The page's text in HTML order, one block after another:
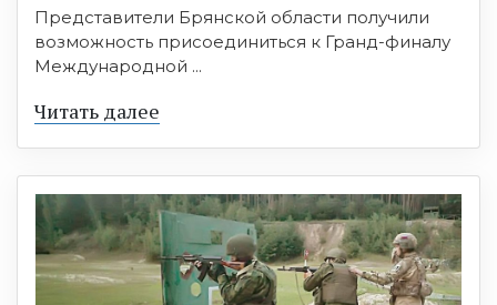
Представители Брянской области получили
возможность присоединиться к Гранд-финалу
Международной ...
Читать далее